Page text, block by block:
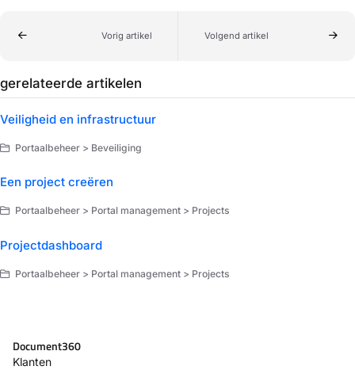
Vorig artikel Volgend artikel
gerelateerde artikelen
Veiligheid en infrastructuur
Portaalbeheer > Beveiliging
Een project creëren
Portaalbeheer > Portal management > Projects
Projectdashboard
Portaalbeheer > Portal management > Projects
Document360
Klanten